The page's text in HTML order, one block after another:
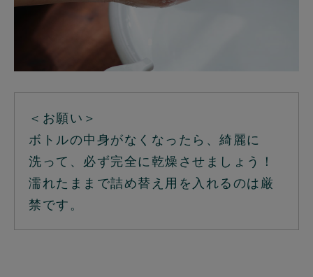
＜お願い＞
ボトルの中身がなくなったら、綺麗に
洗って、必ず完全に乾燥させましょう！
濡れたままで詰め替え用を入れるのは厳
禁です。